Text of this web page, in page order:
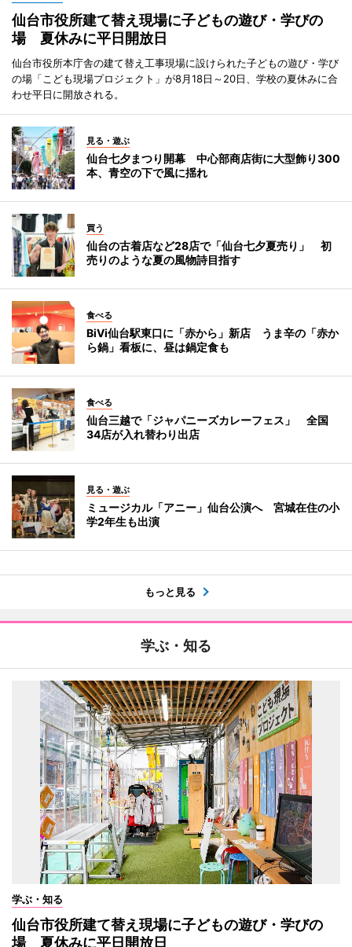
仙台市役所建て替え現場に子どもの遊び・学びの
場 夏休みに平日開放日
仙台市役所本庁舎の建て替え工事現場に設けられた子どもの遊び・学び
の場「こども現場プロジェクト」が8月18日～20日、学校の夏休みに合
わせ平日に開放される。
見る・遊ぶ
仙台七夕まつり開幕 中心部商店街に大型飾り300
本、青空の下で風に揺れ
買う
仙台の古着店など28店で「仙台七夕夏売り」 初
売りのような夏の風物詩目指す
食べる
BiVi仙台駅東口に「赤から」新店 うま辛の「赤か
ら鍋」看板に、昼は鍋定食も
食べる
仙台三越で「ジャパニーズカレーフェス」 全国
34店が入れ替わり出店
見る・遊ぶ
ミュージカル「アニー」仙台公演へ 宮城在住の小
学2年生も出演
もっと見る
学ぶ・知る
学ぶ・知る
仙台市役所建て替え現場に子どもの遊び・学びの
場 夏休みに平日開放日